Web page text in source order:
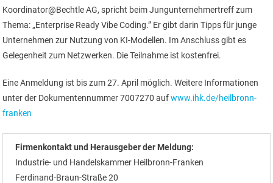
Koordinator@Bechtle AG, spricht beim Jungunternehmertreff zum
Thema: „Enterprise Ready Vibe Coding.” Er gibt darin Tipps für junge
Unternehmen zur Nutzung von KI-Modellen. Im Anschluss gibt es
Gelegenheit zum Netzwerken. Die Teilnahme ist kostenfrei.
Eine Anmeldung ist bis zum 27. April möglich. Weitere Informationen
unter der Dokumentennummer 7007270 aufwww.ihk.de/heilbronn-
franken
Firmenkontakt und Herausgeber der Meldung:
Industrie- und Handelskammer Heilbronn-Franken
Ferdinand-Braun-Straße 20